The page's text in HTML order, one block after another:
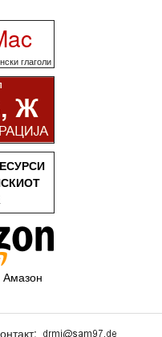
глаголи
Амазон